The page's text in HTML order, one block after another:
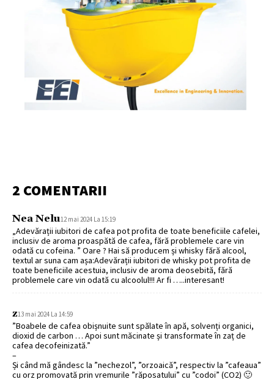
2 COMENTARII
Nea Nelu12 mai 2024 La 15:19
„Adevărații iubitori de cafea pot profita de toate beneficiile cafelei,
inclusiv de aroma proaspătă de cafea, fără problemele care vin
odată cu cofeina. ” Oare ? Hai să producem și whisky fără alcool,
textul ar suna cam așa:Adevărații iubitori de whisky pot profita de
toate beneficiile acestuia, inclusiv de aroma deosebită, fără
problemele care vin odată cu alcoolul!!! Ar fi …..interesant!
z13 mai 2024 La 14:59
”Boabele de cafea obișnuite sunt spălate în apă, solvenți organici,
dioxid de carbon … Apoi sunt măcinate și transformate în zaț de
cafea decofeinizată.”
–
Și când mă gândesc la ”nechezol”, ”orzoaică”, respectiv la ”cafeaua”
cu orz promovată prin vremurile ”răposatului” cu ”codoi” (CO2) 🙂